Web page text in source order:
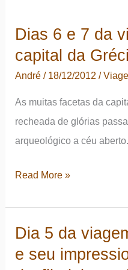
Dias 6 e 7 da
capital da
André/ 18/12/2012/
As muitas facetas da
recheada de glórias
arqueológico a céu aberto.
Dias
7
da
Read More »
Dia 5 da
e seu